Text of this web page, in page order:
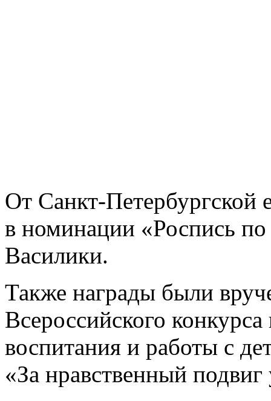
От Санкт-Петербургской
в номинации «Роспись
Василики.
Также награды были
Всероссийского
воспитания и работы с
«За нравственный подвиг